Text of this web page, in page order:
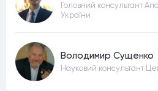
Головний консультант
України
Володимир Сущенко
Науковий консультант